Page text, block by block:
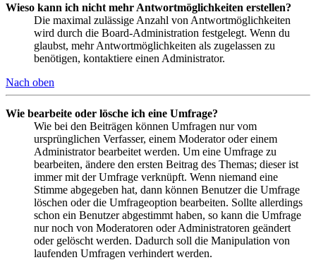
Wieso kann ich nicht mehr Antwortmöglichkeiten erstellen?
Die maximal zulässige Anzahl von Antwortmöglichkeiten
wird durch die Board-Administration festgelegt. Wenn du
glaubst, mehr Antwortmöglichkeiten als zugelassen zu
benötigen, kontaktiere einen Administrator.
Nach oben
Wie bearbeite oder lösche ich eine Umfrage?
Wie bei den Beiträgen können Umfragen nur vom
ursprünglichen Verfasser, einem Moderator oder einem
Administrator bearbeitet werden. Um eine Umfrage zu
bearbeiten, ändere den ersten Beitrag des Themas; dieser ist
immer mit der Umfrage verknüpft. Wenn niemand eine
Stimme abgegeben hat, dann können Benutzer die Umfrage
löschen oder die Umfrageoption bearbeiten. Sollte allerdings
schon ein Benutzer abgestimmt haben, so kann die Umfrage
nur noch von Moderatoren oder Administratoren geändert
oder gelöscht werden. Dadurch soll die Manipulation von
laufenden Umfragen verhindert werden.